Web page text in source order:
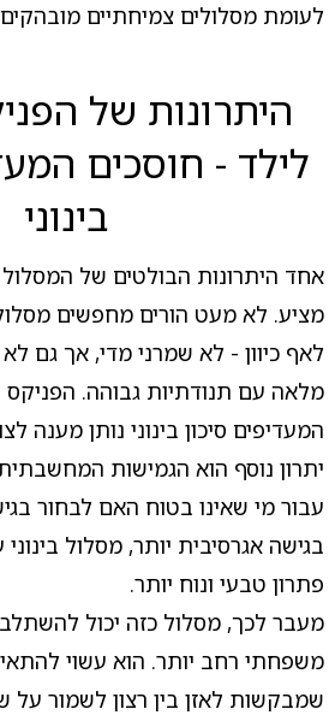
לעומת מסלולים צמיחתיים
היתרונות של
לילד - חוסכים
בינוני
אחד היתרונות הבולטים של המסלול
מציע. לא מעט הורים מחפשים
לאף כיוון - לא שמרני מדי, אך גם
מלאה עם תנודתיות גבוהה. הפניקס
המעדיפים סיכון בינוני נותן מענה
יתרון נוסף הוא הגמישות
עבור מי שאינו בטוח האם לבחור
בגישה אגרסיבית יותר, מסלול
פתרון טבעי ונוח יותר.
מעבר לכך, מסלול כזה יכול
משפחתי רחב יותר. הוא עשוי
שמבקשות לאזן בין רצון לשמור על